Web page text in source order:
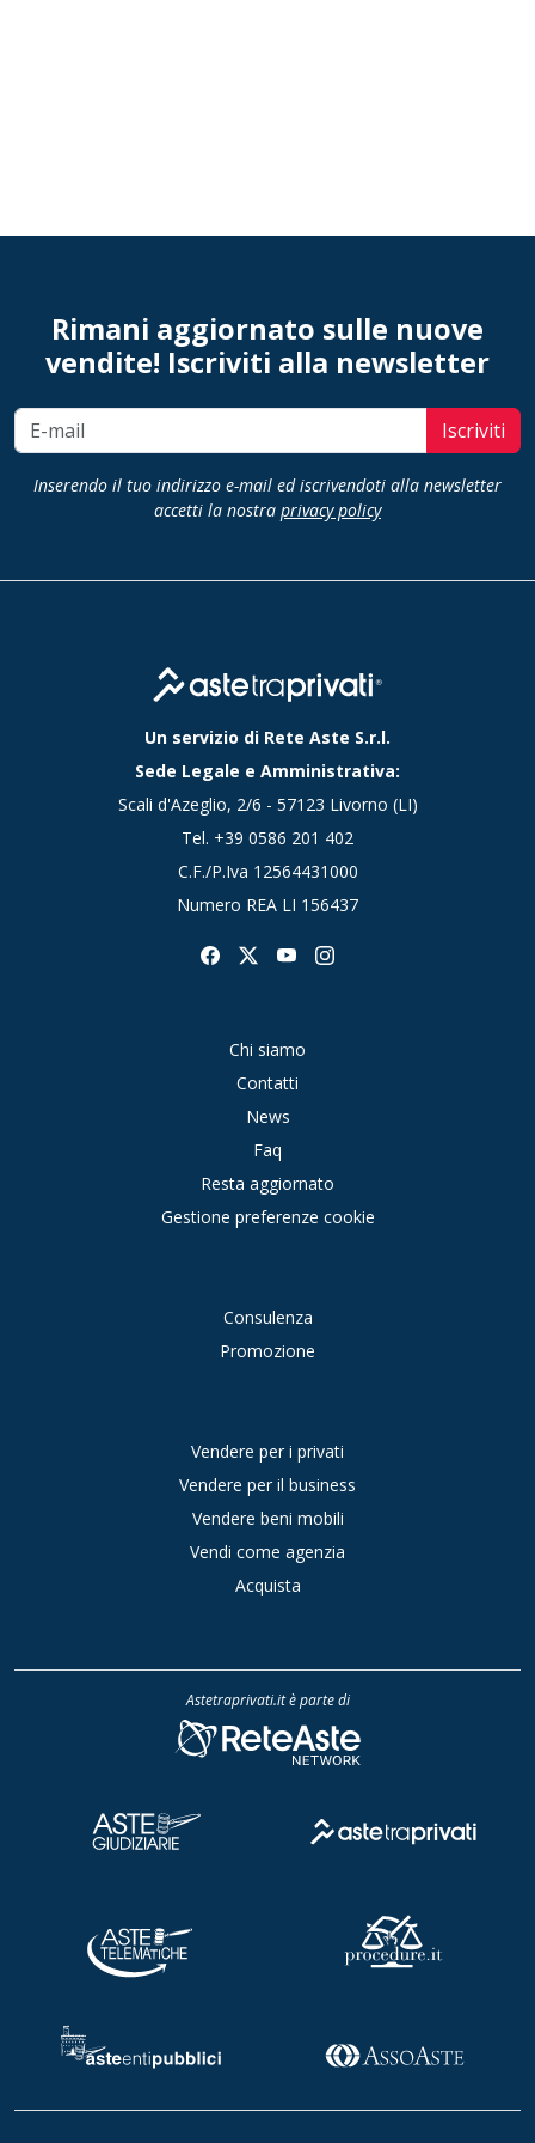
Rimani aggiornato sulle nuove
vendite! Iscriviti alla newsletter
Iscriviti
Inserendo il tuo indirizzo e-mail ed iscrivendoti alla newsletter
accetti la nostra privacy policy
Un servizio di Rete Aste S.r.l.
Sede Legale e Amministrativa:
Scali d'Azeglio, 2/6 - 57123 Livorno (LI)
Tel. +39 0586 201 402
C.F./P.Iva 12564431000
Numero REA LI 156437
Chi siamo
Contatti
News
Faq
Resta aggiornato
Gestione preferenze cookie
Consulenza
Promozione
Vendere per i privati
Vendere per il business
Vendere beni mobili
Vendi come agenzia
Acquista
Astetraprivati.it è parte di